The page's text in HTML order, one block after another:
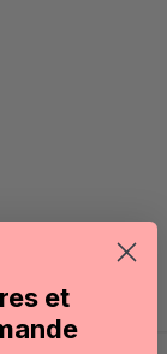
et